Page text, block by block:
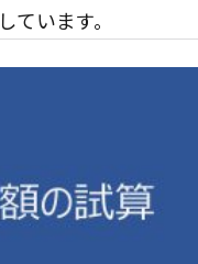
ています。